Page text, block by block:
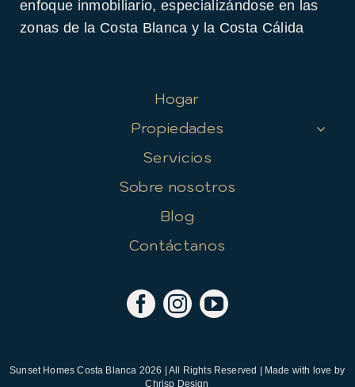
enfoque inmobiliario, especializándose en las
zonas de la Costa Blanca y la Costa Cálida
Hogar
Propiedades
Servicios
Sobre nosotros
Blog
Contáctanos
Sunset Homes Costa Blanca 2026 | All Rights Reserved | Made with love by
Chrisp Design